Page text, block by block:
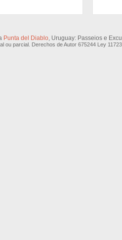
Punta del Diablo, Uruguay: Passeios e
ou parcial. Derechos de Autor 675244 Ley 11723